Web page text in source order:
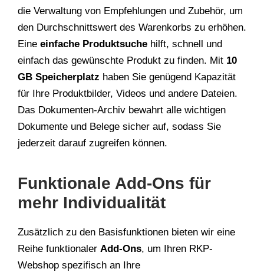
die Verwaltung von Empfehlungen und Zubehör, um
den Durchschnittswert des Warenkorbs zu erhöhen.
Eine einfache Produktsuche hilft, schnell und
einfach das gewünschte Produkt zu finden. Mit 10
GB Speicherplatz haben Sie genügend Kapazität
für Ihre Produktbilder, Videos und andere Dateien.
Das Dokumenten-Archiv bewahrt alle wichtigen
Dokumente und Belege sicher auf, sodass Sie
jederzeit darauf zugreifen können.
Funktionale Add-Ons für
mehr Individualität
Zusätzlich zu den Basisfunktionen bieten wir eine
Reihe funktionaler Add-Ons, um Ihren RKP-
Webshop spezifisch an Ihre